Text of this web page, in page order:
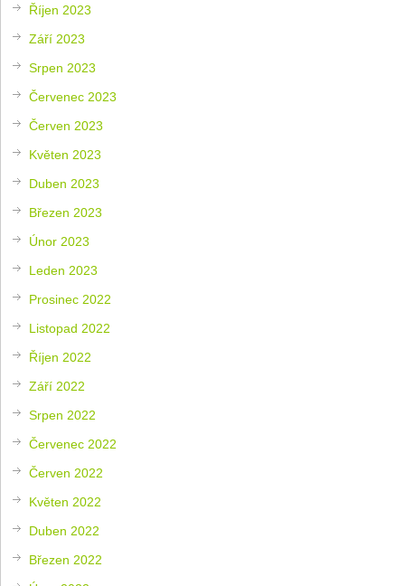
Říjen 2023
Září 2023
Srpen 2023
Červenec 2023
Červen 2023
Květen 2023
Duben 2023
Březen 2023
Únor 2023
Leden 2023
Prosinec 2022
Listopad 2022
Říjen 2022
Září 2022
Srpen 2022
Červenec 2022
Červen 2022
Květen 2022
Duben 2022
Březen 2022